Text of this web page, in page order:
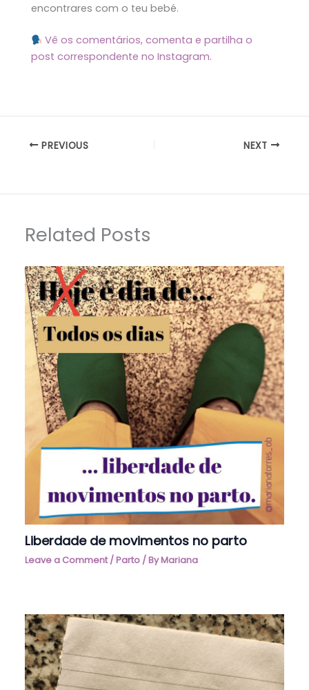
encontrares com o teu bebé.
Vê os comentários, comenta e partilha o
post correspondente no Instagram.
PREVIOUS NEXT
Related Posts
Liberdade de movimentos no parto
Leave a Comment /Parto / ByMariana